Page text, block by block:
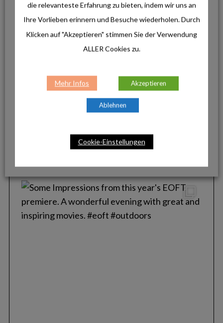
die relevanteste Erfahrung zu bieten, indem wir uns an
Ihre Vorlieben erinnern und Besuche wiederholen. Durch
Klicken auf "Akzeptieren" stimmen Sie der Verwendung
ALLER Cookies zu.
Mehr Infos Akzeptieren
Ablehnen
Cookie-Einstellungen